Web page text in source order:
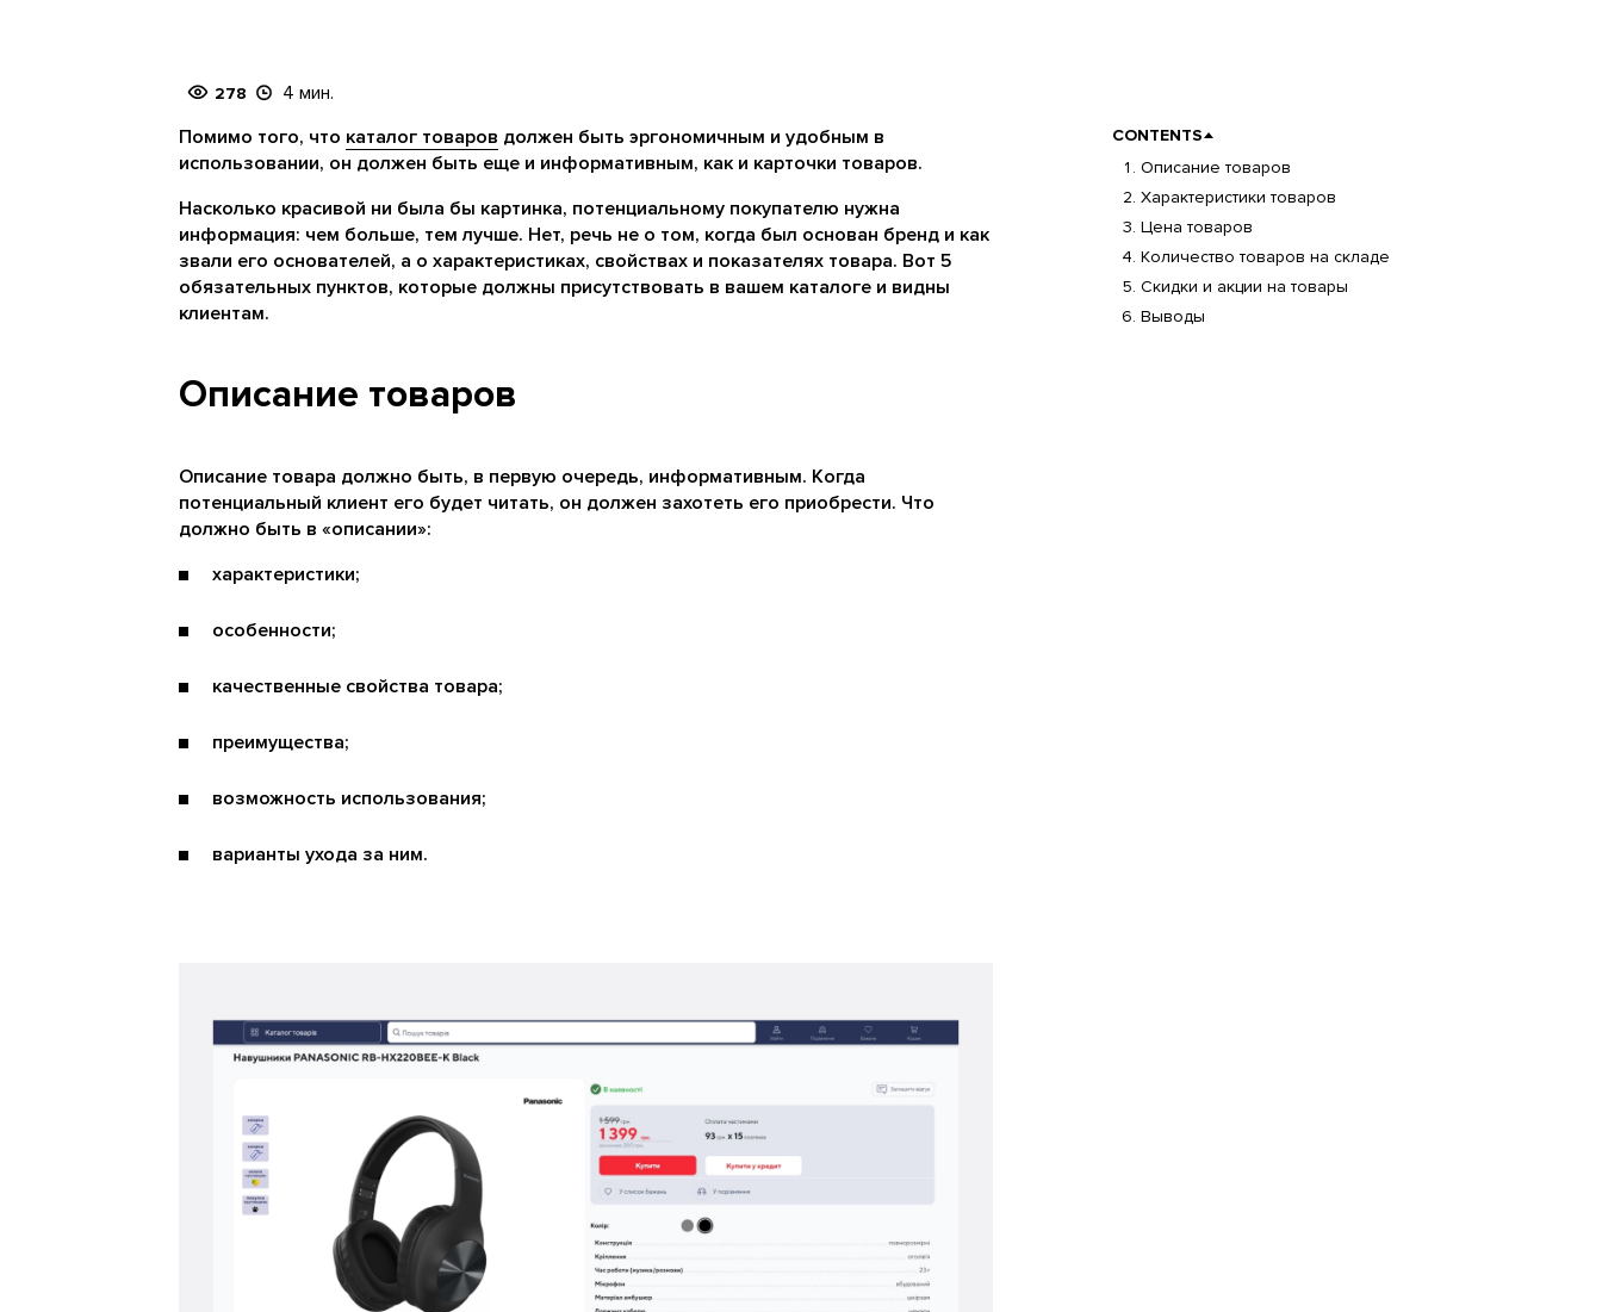
278 4 мин.
CONTENTS
Описание товаров
Характеристики товаров
Цена товаров
Количество товаров на складе
Скидки и акции на товары
Выводы
Помимо того, что каталог товаров должен быть эргономичным и удобным в
использовании, он должен быть еще и информативным, как и карточки товаров.
Насколько красивой ни была бы картинка, потенциальному покупателю нужна
информация: чем больше, тем лучше. Нет, речь не о том, когда был основан бренд и как
звали его основателей, а о характеристиках, свойствах и показателях товара. Вот 5
обязательных пунктов, которые должны присутствовать в вашем каталоге и видны
клиентам.
Описание товаров
Описание товара должно быть, в первую очередь, информативным. Когда
потенциальный клиент его будет читать, он должен захотеть его приобрести. Что
должно быть в «описании»:
характеристики;
особенности;
качественные свойства товара;
преимущества;
возможность использования;
варианты ухода за ним.